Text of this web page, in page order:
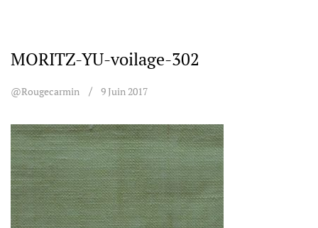
MORITZ-YU-voilage-302
@rougecarmin 9 Juin 2017